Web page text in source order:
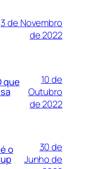
3 de Novembro
de 2022
que
10 de
Outubro
de 2022
o
30 de
Junho de